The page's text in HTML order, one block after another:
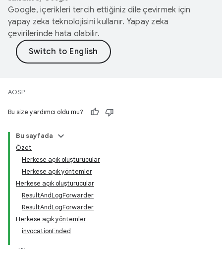
Google, içerikleri tercih ettiğiniz dile çevirmek için
yapay zeka teknolojisini kullanır. Yapay zeka
çevirilerinde hata olabilir.
AOSP
Bu size yardımcı oldu mu?
Bu sayfada
Özet
Herkese açık oluşturucular
Herkese açık yöntemler
Herkese açık oluşturucular
ResultAndLogForwarder
ResultAndLogForwarder
Herkese açık yöntemler
invocationEnded